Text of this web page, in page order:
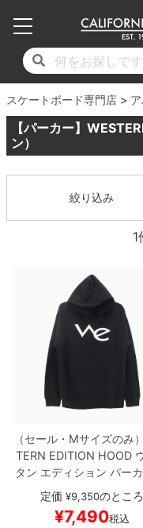
スケートボード専門店
【パーカー】
ン）
絞り込み
1
（セール・Mサイズのみ）
TERN EDITION HOOD
タン エディション パー
E OGBLACK
スケボー
定価 ¥9,350のところ
¥7,490税込
17時までの
11,000円
毎月1日はポイント5
17時までの
11,000円
毎月1日はポイント5
デッキ新着一覧
デッキブランド一覧
サイズからデッキを
子供用デッキ
7.0inch以下
7.2inch
7.5inch
7.8inch
7.9inch
8.1inch
8.2inch
トラック
17時までの
11,000円
毎月1日はポイント5
トラック新着一覧
トラックブランド一
適合デッキサイズか
7.0inch以下
7.2inch
7.3inch
7.6inch
7.9inch
8.0inch
8.2inch
8.3inch
17時までの
11,000円
毎月1日はポイント5
ウィール新着一覧
ウィールブランド一
ウィールをサイズか
50mm
51mm
52mm
54mm
57mm
58mm
60mm
62mm
ボーンズ XF（エック
ボーンズ STF（エス
パウエルペラルタ DF
ソフトウィール（クル
ベアリング
デッキテープ
ボルト
足回りセット（トラ
ヘルメット・パッド
17時までの
11,000円
毎月1日はポイント5
シューズ新着一覧
シューズブランド一覧
シューズをサイズか
20cm
21cm
22cm
23cm
24.5cm
25cm
26cm
26.5cm
インソール
シューレース・その他
17時までの
11,000円
毎月1日はポイント5
ジャケット
トレーナー・セータ
パンツ
ショーツ
7分袖シャツ・ラグ
半袖シャツ
17時までの
11,000円
毎月1日はポイント5
最新ブログ一覧
カテゴリー
17時までの
11,000円
毎月1日はポイント5
初心者の方へ
商品情報
徹底解析
ブランド紹介
スケートパーク情報
17時までの
11,000円
毎月1日はポイント5
店舗情報
ショップライダー紹介
スタッフ紹介
求人情報
プライバシーポリシー
特定商取引法に基づく